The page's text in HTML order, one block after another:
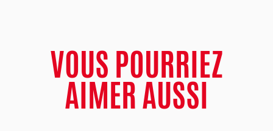
VOUS POURRIEZ
AIMER AUSSI